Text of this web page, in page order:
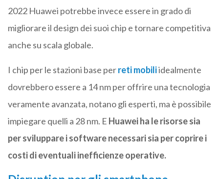
2022 Huawei potrebbe invece essere in grado di
migliorare il design dei suoi chip e tornare competitiva
anche su scala globale.
I chip per le stazioni base perreti mobiliidealmente
dovrebbero essere a 14 nm per offrire una tecnologia
veramente avanzata, notano gli esperti, ma è possibile
impiegare quelli a 28 nm. E Huawei ha le risorse sia
per sviluppare i software necessari sia per coprire i
costi di eventuali inefficienze operative.